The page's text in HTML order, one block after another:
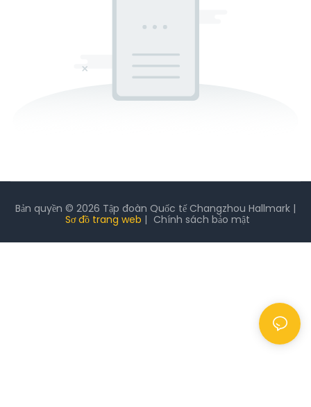
Bản quyền © 2026 Tập đoàn Quốc tế Changzhou Hallmark |
Sơ đồ trang web | Chính sách bảo mật